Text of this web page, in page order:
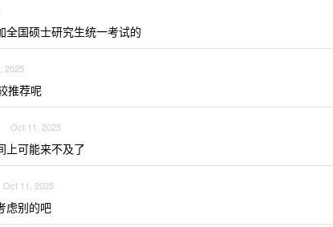
全国硕士研究生统一考试的
2025
推荐呢
Oct 11, 2025
上可能来不及了
Oct 11, 2025
虑别的吧